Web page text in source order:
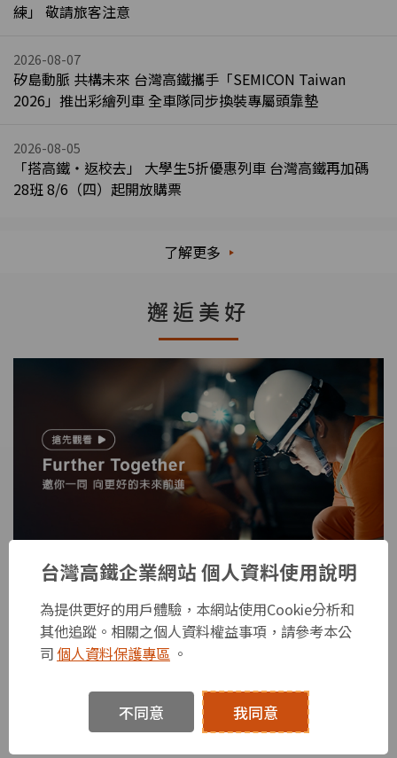
練」 敬請旅客注意
2026-08-07
矽島動脈 共構未來 台灣高鐵攜手「SEMICON Taiwan
2026」推出彩繪列車 全車隊同步換裝專屬頭靠墊
2026-08-05
「搭高鐵・返校去」 大學生5折優惠列車 台灣高鐵再加碼
28班 8/6（四）起開放購票
了解更多
邂逅美好
台灣高鐵營隊
「藝」起來高鐵
台灣高鐵企業網站 個人資料使用說明
為提供更好的用戶體驗，本網站使用Cookie分析和
其他追蹤。相關之個人資料權益事項，請參考本公
司個人資料保護專區 。
不同意 我同意